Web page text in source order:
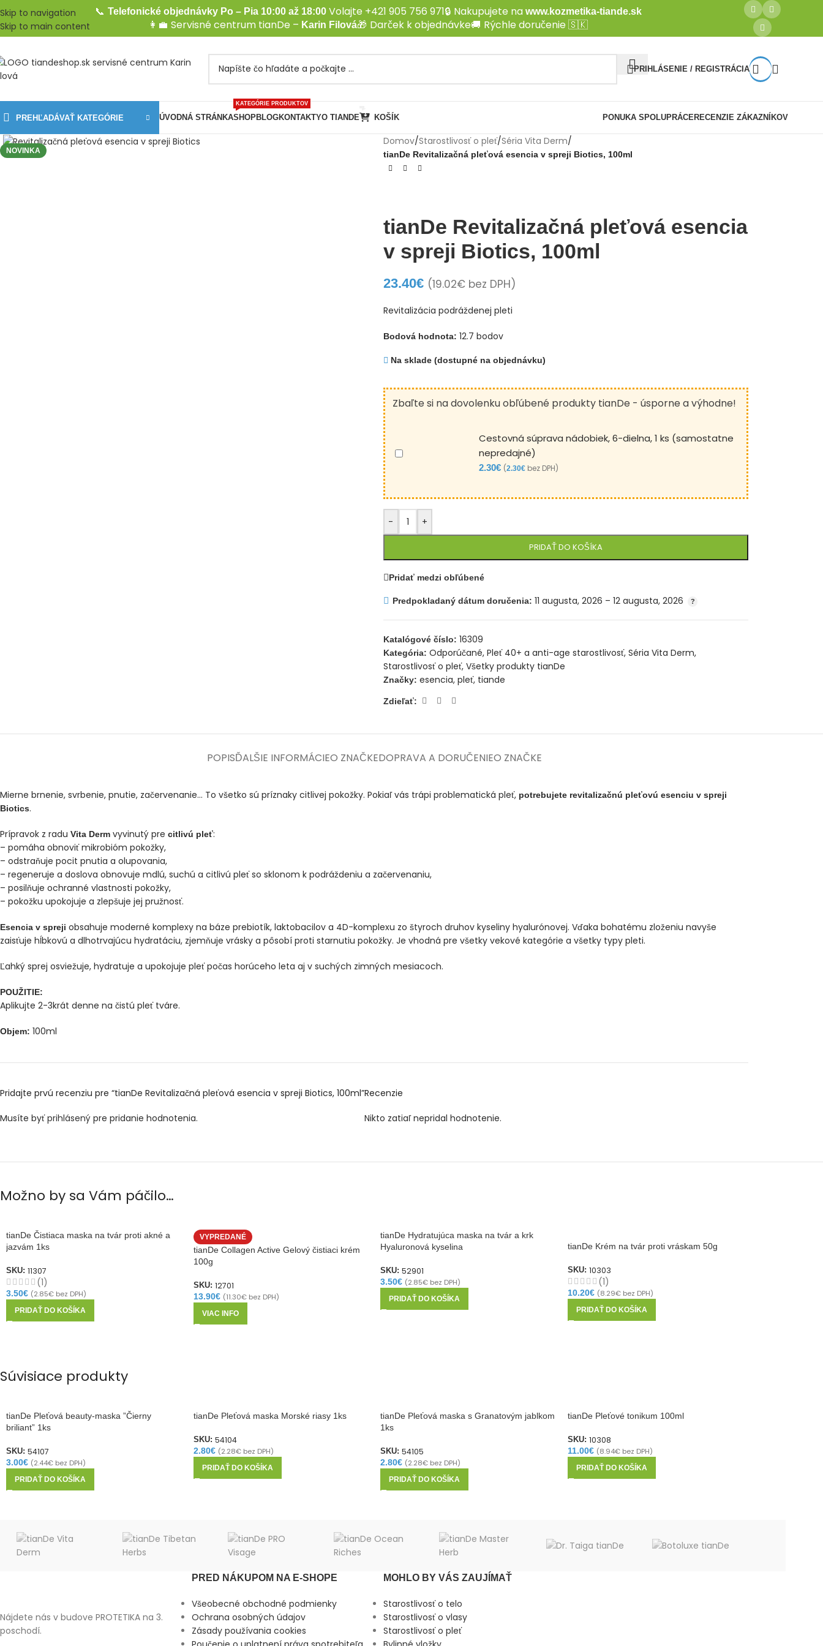
Skip to navigation
Skip to main content
📞 Telefonické objednávky Po – Pia 10:00 až 18:00Volajte +421 905 756 971🔒 Nakupujete na www.kozmetika-tiande.sk
👩‍💼 Servisné centrum tianDe – Karin Filová🎁 Darček k objednávke🚚 Rýchle doručenie 🇸🇰
PRIHLÁSENIE / REGISTRÁCIA
PREHĽADÁVAŤ KATEGÓRIE ÚVODNÁ STRÁNKASHOP
KATEGÓRIE PRODUKTOV
BLOGKONTAKTYO TIANDE KOŠÍK PONUKA SPOLUPRÁCERECENZIE ZÁKAZNÍKOV
NOVINKA
Domov/Starostlivosť o pleť/Séria Vita Derm/
tianDe Revitalizačná pleťová esencia v spreji Biotics, 100ml
tianDe Revitalizačná pleťová esencia
v spreji Biotics, 100ml
23.40€ (19.02€bez DPH)
Revitalizácia podráždenej pleti
Bodová hodnota: 12.7 bodov
Na sklade (dostupné na objednávku)
Zbaľte si na dovolenku obľúbené produkty tianDe - úsporne a výhodne!
Cestovná súprava nádobiek, 6-dielna, 1 ks (samostatne
nepredajné)
2.30€ (2.30€bez DPH)
- +
PRIDAŤ DO KOŠÍKA
Pridať medzi obľúbené
Predpokladaný dátum doručenia: 11 augusta, 2026 – 12 augusta, 2026
Katalógové číslo: 16309
Kategória: Odporúčané, Pleť 40+ a anti-age starostlivosť, Séria Vita Derm,
Starostlivosť o pleť, Všetky produkty tianDe
Značky: esencia, pleť, tiande
Zdieľať:
POPISĎALŠIE INFORMÁCIEO ZNAČKEDOPRAVA A DORUČENIEO ZNAČKE
Mierne brnenie, svrbenie, pnutie, začervenanie… To všetko sú príznaky citlivej pokožky. Pokiaľ vás trápi problematická pleť, potrebujete revitalizačnú pleťovú esenciu v spreji
Biotics.
Prípravok z radu Vita Derm vyvinutý pre citlivú pleť:
– pomáha obnoviť mikrobióm pokožky,
– odstraňuje pocit pnutia a olupovania,
– regeneruje a doslova obnovuje mdlú, suchú a citlivú pleť so sklonom k ​​podráždeniu a začervenaniu,
– posilňuje ochranné vlastnosti pokožky,
– pokožku upokojuje a zlepšuje jej pružnosť.
Esencia v spreji obsahuje moderné komplexy na báze prebiotík, laktobacilov a 4D-komplexu zo štyroch druhov kyseliny hyalurónovej. Vďaka bohatému zloženiu navyše
zaisťuje hĺbkovú a dlhotrvajúcu hydratáciu, zjemňuje vrásky a pôsobí proti starnutiu pokožky. Je vhodná pre všetky vekové kategórie a všetky typy pleti.
Ľahký sprej osviežuje, hydratuje a upokojuje pleť počas horúceho leta aj v suchých zimných mesiacoch.
POUŽITIE:
Aplikujte 2-3krát denne na čistú pleť tváre.
Objem: 100ml
Recenzie
Nikto zatiaľ nepridal hodnotenie.
Pridajte prvú recenziu pre “tianDe Revitalizačná pleťová esencia v spreji Biotics, 100ml”
Musíte byťprihlásený pre pridanie hodnotenia.
Možno by sa Vám páčilo…
tianDe Čistiaca maska na tvár proti akné a
jazvám 1ks
SKU: 11307
(1)
3.50€ (2.85€ bez DPH)
PRIDAŤ DO KOŠÍKA
VYPREDANÉ
tianDe Collagen Active Gelový čistiaci krém
100g
SKU: 12701
13.90€ (11.30€bez DPH)
VIAC INFO
tianDe Hydratujúca maska na tvár a krk
Hyaluronová kyselina
SKU: 52901
3.50€ (2.85€ bez DPH)
PRIDAŤ DO KOŠÍKA
tianDe Krém na tvár proti vráskam 50g
SKU: 10303
(1)
10.20€ (8.29€bez DPH)
PRIDAŤ DO KOŠÍKA
Súvisiace produkty
tianDe Pleťová beauty-maska ​​”Čierny
briliant” 1ks
SKU: 54107
3.00€ (2.44€ bez DPH)
PRIDAŤ DO KOŠÍKA
tianDe Pleťová maska Morské riasy 1ks
SKU: 54104
2.80€ (2.28€bez DPH)
PRIDAŤ DO KOŠÍKA
tianDe Pleťová maska s Granatovým jablkom
1ks
SKU: 54105
2.80€ (2.28€ bez DPH)
PRIDAŤ DO KOŠÍKA
tianDe Pleťové tonikum 100ml
SKU: 10308
11.00€ (8.94€bez DPH)
PRIDAŤ DO KOŠÍKA
Nájdete nás v budove PROTETIKA na 3.
poschodí.
PRED NÁKUPOM NA E-SHOPE
Všeobecné obchodné podmienky
Ochrana osobných údajov
Zásady používania cookies
MOHLO BY VÁS ZAUJÍMAŤ
Starostlivosť o telo
Starostlivosť o vlasy
Starostlivosť o pleť